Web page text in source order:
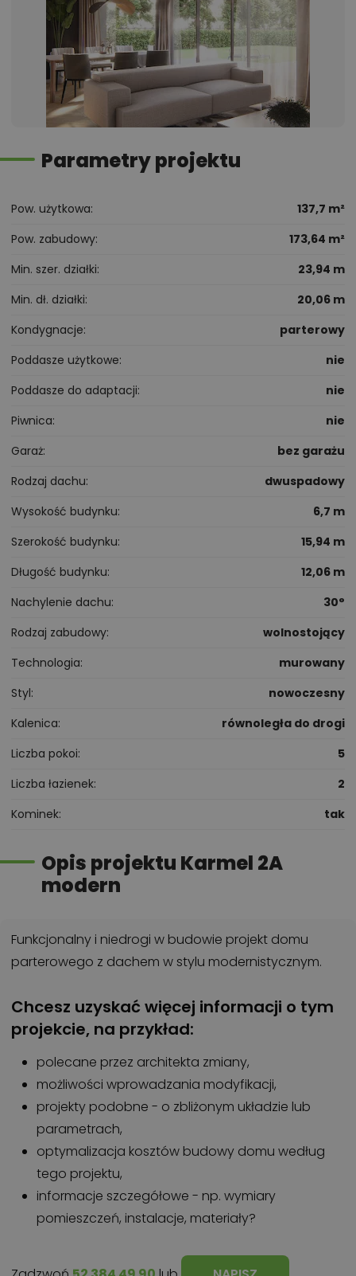
Parametry projektu
Pow. użytkowa
137,7 m²
Pow. zabudowy
173,64 m²
Min. szer. działki
23,94 m
Min. dł. działki
20,06 m
Kondygnacje
parterowy
Poddasze użytkowe
nie
Poddasze do adaptacji
nie
Piwnica
nie
Garaż
bez garażu
Rodzaj dachu
dwuspadowy
Wysokość budynku
6,7 m
Szerokość budynku
15,94 m
Długość budynku
12,06 m
Nachylenie dachu
30°
Rodzaj zabudowy
wolnostojący
Technologia
murowany
Styl
nowoczesny
Kalenica
równoległa do drogi
Liczba pokoi
5
Liczba łazienek
2
Kominek
tak
Opis projektu Karmel 2A
modern
Funkcjonalny i niedrogi w budowie projekt domu
parterowego z dachem w stylu modernistycznym.
Chcesz uzyskać więcej informacji o tym
projekcie, na przykład:
polecane przez architekta zmiany,
możliwości wprowadzania modyfikacji,
projekty podobne - o zbliżonym układzie lub
parametrach,
optymalizacja kosztów budowy domu według
tego projektu,
informacje szczegółowe - np. wymiary
pomieszczeń, instalacje, materiały?